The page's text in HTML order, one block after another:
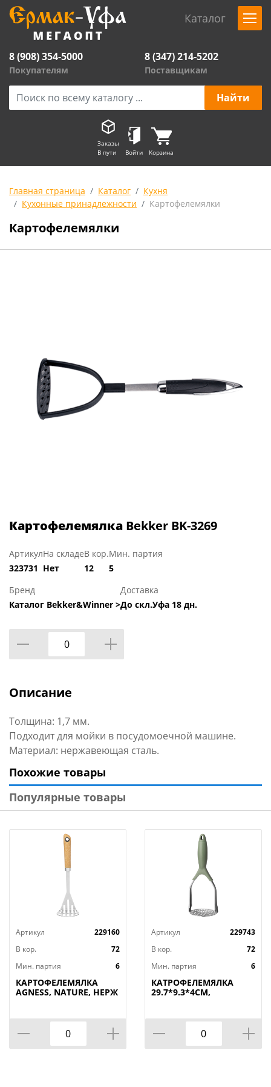
Каталог
8 (908) 354-5000
Покупателям
8 (347) 214-5202
Поставщикам
Заказы
В пути
Войти Корзина
Главная страница Каталог
Кухня
Кухонные принадлежности
Картофелемялки
Картофелемялки
Картофелемялка Bekker BK-3269
Артикул
323731
На складе
Нет
В кор.
12
Мин. партия
5
Бренд
Каталог Bekker&Winner >
Доставка
До скл.Уфа 18 дн.
Описание
Толщина: 1,7 мм.
Подходит для мойки в посудомоечной машине.
Материал: нержавеющая сталь.
Похожие товары
Популярные товары
Артикул
229160
В кор.
72
Мин. партия
6
КАРТОФЕЛЕМЯЛКА
AGNESS, NATURE, НЕРЖ
Артикул
229743
В кор.
72
Мин. партия
6
КАТРОФЕЛЕМЯЛКА
29.7*9.3*4СМ,